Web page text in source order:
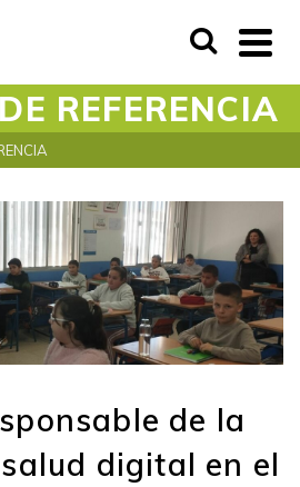
REFERENCIA
de la
digital en el